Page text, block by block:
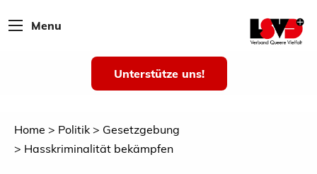
Menu
Unterstütze uns!
Home Politik
Gesetzgebung
Hasskriminalität bekämpfen